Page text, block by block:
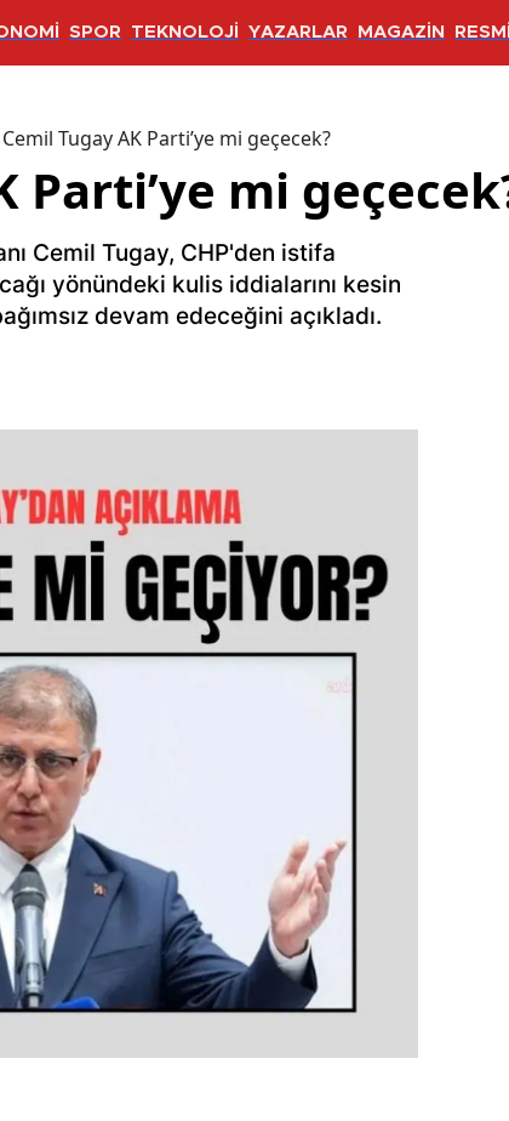
SPOR TEKNOLOJİ YAZARLAR MAGAZİN
Cemil Tugay AK Parti’ye mi geçecek?
Parti’ye mi
Cemil Tugay, CHP'den istifa
yönündeki kulis iddialarını kesin
devam edeceğini açıkladı.